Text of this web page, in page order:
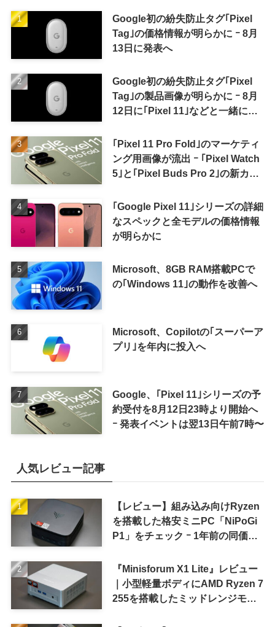
Google初の紛失防止タグ｢Pixel
Tag｣の価格情報が明らかに ｰ 8月
13日に発表へ
Google初の紛失防止タグ｢Pixel
Tag｣の製品画像が明らかに ｰ 8月
12日に｢Pixel 11｣などと一緒に発
｢Pixel 11 Pro Fold｣のマーケティ
ング用画像が流出 ｰ ｢Pixel Watch
5｣と｢Pixel Buds Pro 2｣の新カラ
｢Google Pixel 11｣シリーズの詳細
なスペックと全モデルの価格情報
が明らかに
Microsoft、8GB RAM搭載PCで
の｢Windows 11｣の動作を改善へ
Microsoft、Copilotの｢スーパーア
プリ｣を年内に投入へ
Google、｢Pixel 11｣シリーズの予
約受付を8月12日23時より開始へ
ｰ 発表イベントは翌13日午前7時〜
人気レビュー記事
【レビュー】組み込み向けRyzen
を搭載した格安ミニPC「NiPoGi
P1」をチェック ｰ 1年前の同価格
『Minisforum X1 Lite』レビュー
｜小型軽量ボディにAMD Ryzen 7
255を搭載したミッドレンジモデ